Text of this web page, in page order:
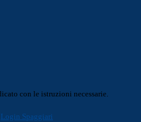
con le istruzioni necessarie.
Login Spaggiari